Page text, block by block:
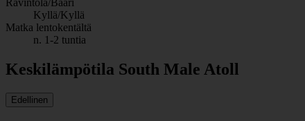
Ravintola/Baari
Kyllä/Kyllä
Matka lentokentältä
n. 1-2 tuntia
Keskilämpötila South Male Atoll
Edellinen